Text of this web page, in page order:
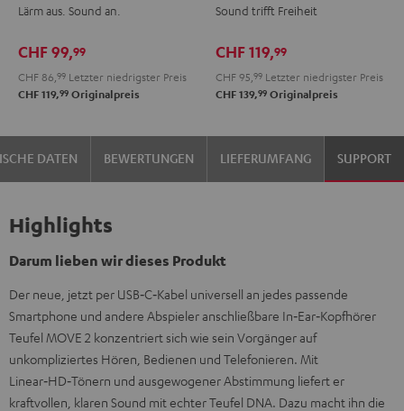
NightPureRubySage
Lärm aus. Sound an.
CHF 99,99
CHF 86, 99 Letzter niedrigster Preis
CHF 119,99 Originalpreis
MoonNight
Sound trifft Freiheit
CHF 119,99
CHF 95, 99 Letzter niedrigster Preis
CHF 139,99 Originalpreis
DATEN BEWERTUNGEN LIEFERUMFANG SUPPORT
Highlights
Darum lieben wir dieses Produkt
Der neue, jetzt per USB‑C‑Kabel universell an jedes passende
Smartphone und andere Abspieler anschließbare In‑Ear‑Kopfhörer
Teufel MOVE 2 konzentriert sich wie sein Vorgänger auf
unkompliziertes Hören, Bedienen und Telefonieren. Mit
Linear‑HD‑Tönern und ausgewogener Abstimmung liefert er
kraftvollen, klaren Sound mit echter Teufel DNA. Dazu macht ihn die